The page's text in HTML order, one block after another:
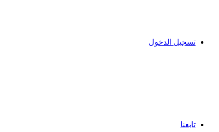
تسجيل الدخول
تابعنا